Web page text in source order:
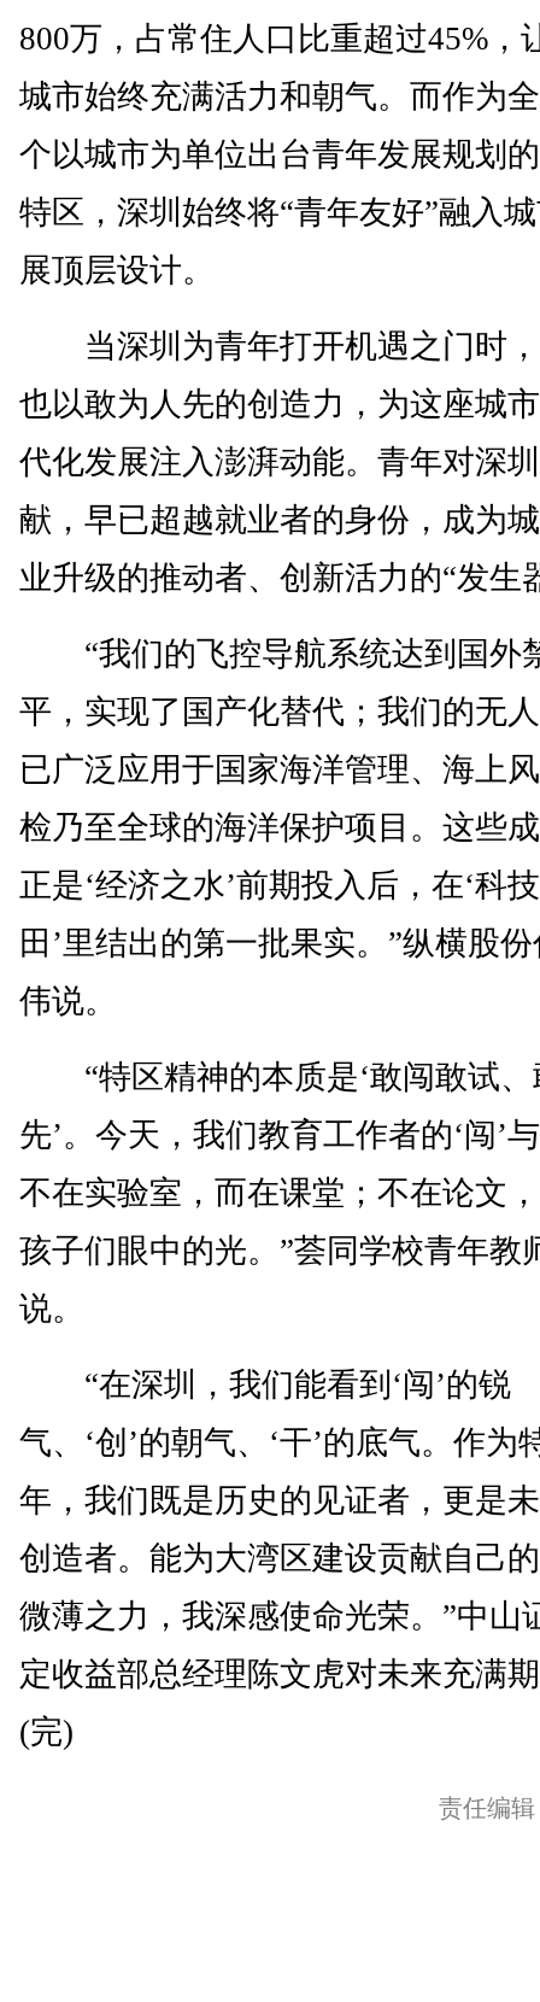
800万，占常住人口比重超过45%，
城市始终充满活力和朝气。而作为
个以城市为单位出台青年发展规划
特区，深圳始终将“青年友好”融入
展顶层设计。
当深圳为青年打开机遇之门时
也以敢为人先的创造力，为这座城
代化发展注入澎湃动能。青年对深
献，早已超越就业者的身份，成为
业升级的推动者、创新活力的“发生
“我们的飞控导航系统达到国外
平，实现了国产化替代；我们的无
已广泛应用于国家海洋管理、海上
检乃至全球的海洋保护项目。这些
正是‘经济之水’前期投入后，在‘科
田’里结出的第一批果实。”纵横股
伟说。
“特区精神的本质是‘敢闯敢试、
先’。今天，我们教育工作者的‘闯’与
不在实验室，而在课堂；不在论文
孩子们眼中的光。”荟同学校青年教
说。
“在深圳，我们能看到‘闯’的锐
气、‘创’的朝气、‘干’的底气。作为
年，我们既是历史的见证者，更是
创造者。能为大湾区建设贡献自己
微薄之力，我深感使命光荣。”中山
定收益部总经理陈文虎对未来充满
(完)
责任编